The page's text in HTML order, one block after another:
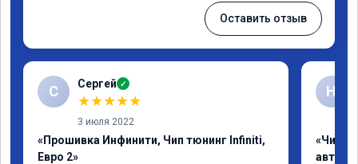
Оставить отзыв
С Сергей ✓
★★★★★
3 июля 2022
«Прошивка Инфинити, Чип тюнинг Infiniti,
Евро 2»
Н
«Чип